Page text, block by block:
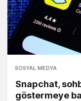
SOSYAL MEDYA
Snapchat,
göstermeye